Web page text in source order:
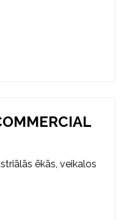
ēkās, veikalos